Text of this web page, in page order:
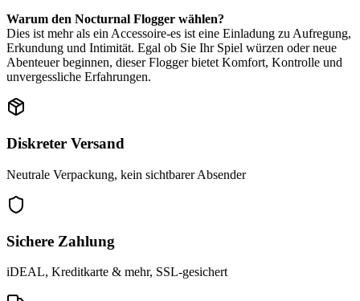
Warum den Nocturnal Flogger wählen?
Dies ist mehr als ein Accessoire-es ist eine Einladung zu Aufregung,
Erkundung und Intimität. Egal ob Sie Ihr Spiel würzen oder neue
Abenteuer beginnen, dieser Flogger bietet Komfort, Kontrolle und
unvergessliche Erfahrungen.
Diskreter Versand
Neutrale Verpackung, kein sichtbarer Absender
Sichere Zahlung
iDEAL, Kreditkarte & mehr, SSL-gesichert